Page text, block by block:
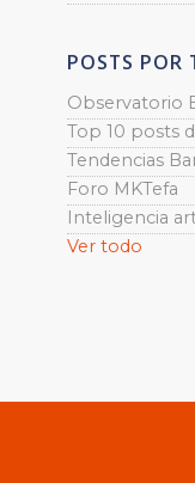
POSTS POR
Observatorio
Top 10 posts
Tendencias
Foro MKTefa
Inteligencia
Ver todo